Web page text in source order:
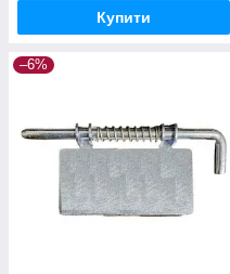
Купити
–6%